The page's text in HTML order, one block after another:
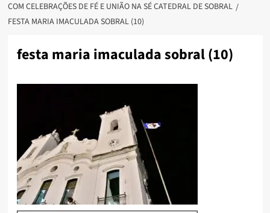
COM CELEBRAÇÕES DE FÉ E UNIÃO NA SÉ CATEDRAL DE SOBRAL
FESTA MARIA IMACULADA SOBRAL (10)
festa maria imaculada sobral (10)